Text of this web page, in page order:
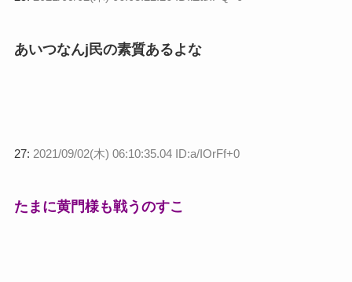
あいつなんj民の素質あるよな
27: 2021/09/02(木) 06:10:35.04 ID:a/IOrFf+0
たまに黄門様も戦うのすこ